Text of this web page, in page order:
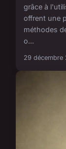
grâce à
offrent une
méthodes
o...
29 décembre